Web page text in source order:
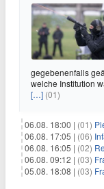
gegebenenfalls
welche Institution
[…] (01)
06.08. 18:00 | (01)
06.08. 17:05 | (06)
06.08. 16:05 | (02)
06.08. 09:12 | (03)
05.08. 18:08 | (03)